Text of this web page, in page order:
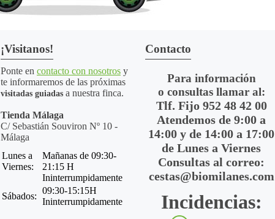
¡Visitanos!
Ponte en contacto con nosotros y
te informaremos de las próximas
visitadas guiadas a nuestra finca.
Tienda Málaga
C/ Sebastián Souviron Nº 10 -
Málaga
Lunes a
Viernes:
Mañanas de 09:30-
21:15 H
Ininterrumpidamente
Sábados:
09:30-15:15H
Ininterrumpidamente
Contacto
Para información
o consultas llamar al:
Tlf. Fijo 952 48 42 00
Atendemos de 9:00 a
14:00 y de 14:00 a 17:00
de Lunes a Viernes
Consultas al correo:
cestas@biomilanes.com
Incidencias: